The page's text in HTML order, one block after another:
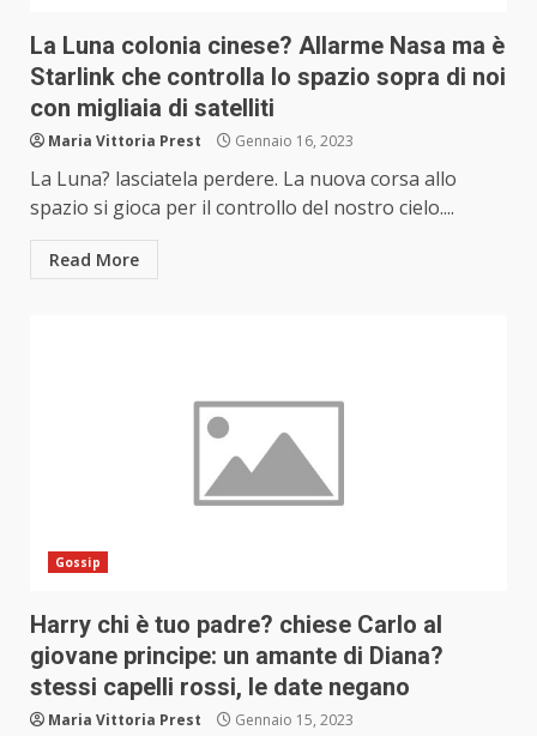
La Luna colonia cinese? Allarme Nasa ma è
Starlink che controlla lo spazio sopra di noi
con migliaia di satelliti
Maria Vittoria Prest Gennaio 16, 2023
La Luna? lasciatela perdere. La nuova corsa allo
spazio si gioca per il controllo del nostro cielo....
Read More
Gossip
Harry chi è tuo padre? chiese Carlo al
giovane principe: un amante di Diana?
stessi capelli rossi, le date negano
Maria Vittoria Prest Gennaio 15, 2023